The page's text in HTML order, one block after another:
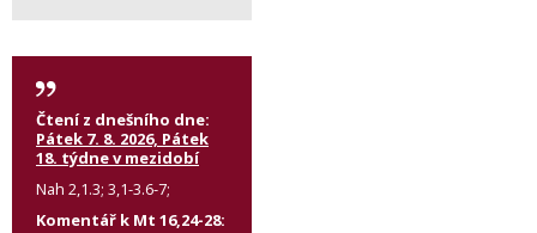
Čtení z dnešního dne:
Pátek 7. 8. 2026, Pátek
18. týdne v mezidobí
Nah 2,1.3; 3,1-3.6-7;
Komentář k Mt 16,24-28: